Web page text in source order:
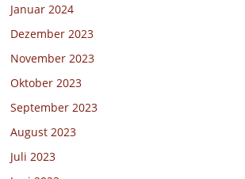
Januar 2024
Dezember 2023
November 2023
Oktober 2023
September 2023
August 2023
Juli 2023